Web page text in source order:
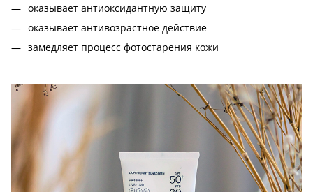
оказывает антиоксидантную защиту
оказывает антивозрастное действие
замедляет процесс фотостарения кожи